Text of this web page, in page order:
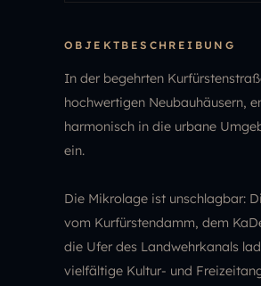
OBJEKTBESCHREIBUNG
In der begehrten
hochwertigen Neubauhäusern,
harmonisch in die urbane
ein.
Die Mikrolage ist unschlagbar:
vom Kurfürstendamm, dem
die Ufer des Landwehrkanals
vielfältige Kultur- und